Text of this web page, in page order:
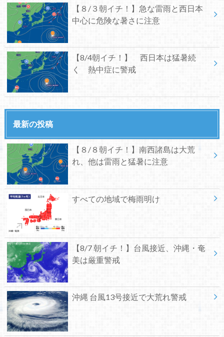
【８/３朝イチ！】急な雷雨と西日本
中心に危険な暑さに注意
【8/4朝イチ！】 西日本は猛暑続
く 熱中症に警戒
最新の投稿
【８/８朝イチ！】南西諸島は大荒
れ、他は雷雨と猛暑に注意
すべての地域で梅雨明け
【8/7 朝イチ！】台風接近、沖縄・奄
美は厳重警戒
沖縄 台風13号接近で大荒れ警戒